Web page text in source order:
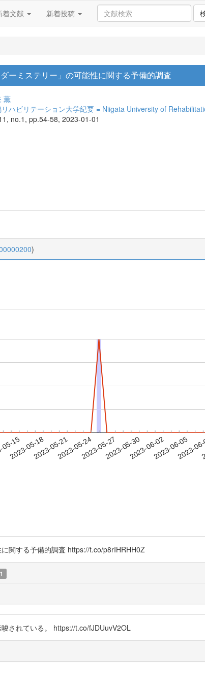
着文献 新着投稿
ーミステリー」の可能性に関する予備的調査
薫
リハビリテーション大学紀要 = Niigata University of
no.1, pp.54-58, 2023-01-01
)
15
2023-05-182023-05-212023-05-242023-05-272023-05-302023-06-022023-06-05
2023-
関する予備的調査 https://t.co/p8rIHRHH0Z
1
されている。 https://t.co/fJDUuvV2OL